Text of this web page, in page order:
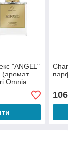
"ANGEL"
(аромат
Omnia
106